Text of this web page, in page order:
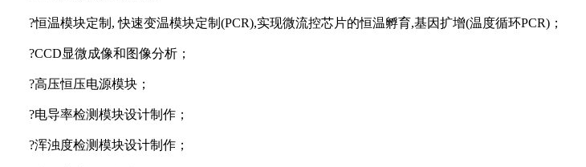
?恒温模块定制 , 快速变温模块定制(PCR),实现微流控芯片的恒温孵育,基因扩增(温度循环PCR) ；
?CCD显微成像和图像分析 ；
?高压恒压电源模块 ；
?电导率检测模块设计制作 ；
?浑浊度检测模块设计制作 ；